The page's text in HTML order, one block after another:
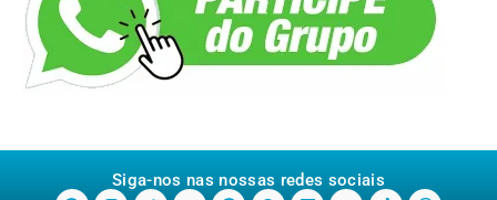
Siga-nos nas nossas redes sociais